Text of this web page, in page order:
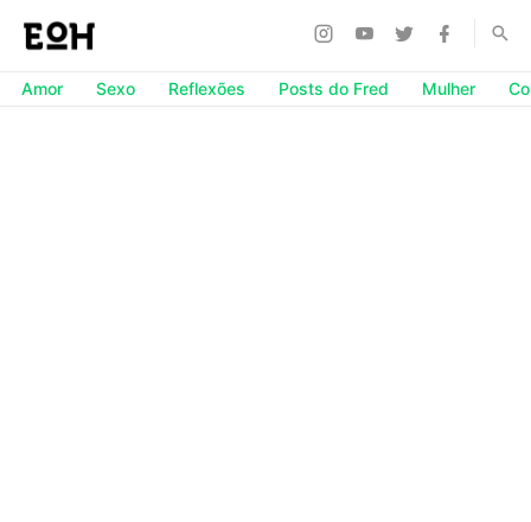
Amor Sexo Reflexões Posts do Fred Mulher